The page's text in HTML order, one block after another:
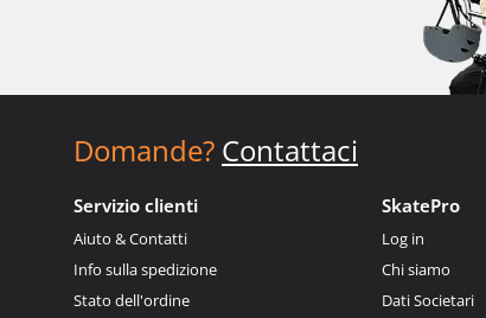
Domande? Contattaci
Servizio clienti
Aiuto & Contatti
Info sulla spedizione
Stato dell'ordine
SkatePro
Log in
Chi siamo
Dati Societari